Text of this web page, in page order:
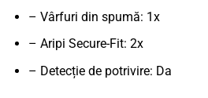
– Vârfuri din spumă: 1x
– Aripi Secure-Fit: 2x
– Detecție de potrivire: Da